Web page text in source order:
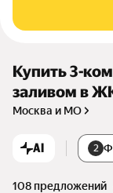
Купить 3-
заливом в
Москва и МО
AI 2
108 предложений